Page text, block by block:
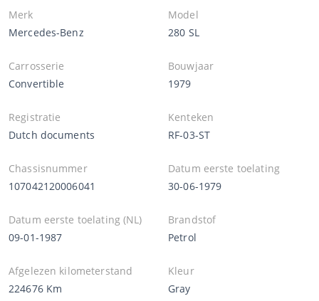
Merk
Mercedes-Benz
Model
280 SL
Carrosserie
Convertible
Bouwjaar
1979
Registratie
Dutch documents
Kenteken
RF-03-ST
Chassisnummer
107042120006041
Datum eerste toelating
30-06-1979
Datum eerste toelating (NL)
09-01-1987
Brandstof
Petrol
Afgelezen kilometerstand
224676 Km
Kleur
Gray